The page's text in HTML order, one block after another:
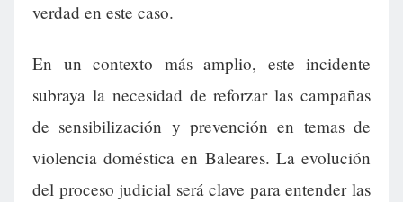
verdad en este caso.
En un contexto más amplio, este incidente
subraya la necesidad de reforzar las campañas
de sensibilización y prevención en temas de
violencia doméstica en Baleares. La evolución
del proceso judicial será clave para entender las